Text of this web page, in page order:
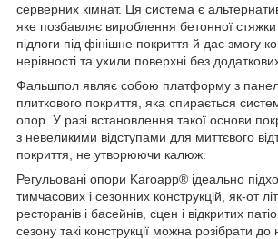
серверних кімнат. Ця система є
яке позбавляє вироблення бетонної
підлоги під фінішне покриття й дає змогу
нерівності та ухили поверхні без
Фальшпол являє собою платформу з
плиткового покриття, яка спирається
опор. У разі встановлення такої основи
з невеликими відступами для миттєвого
покриття, не утворюючи калюж.
Регульовані опори Karoapp® ідеально
тимчасових і сезонних конструкцій, як-от
ресторанів і басейнів, сцен і відкритих
сезону такі конструкції можна розібрати